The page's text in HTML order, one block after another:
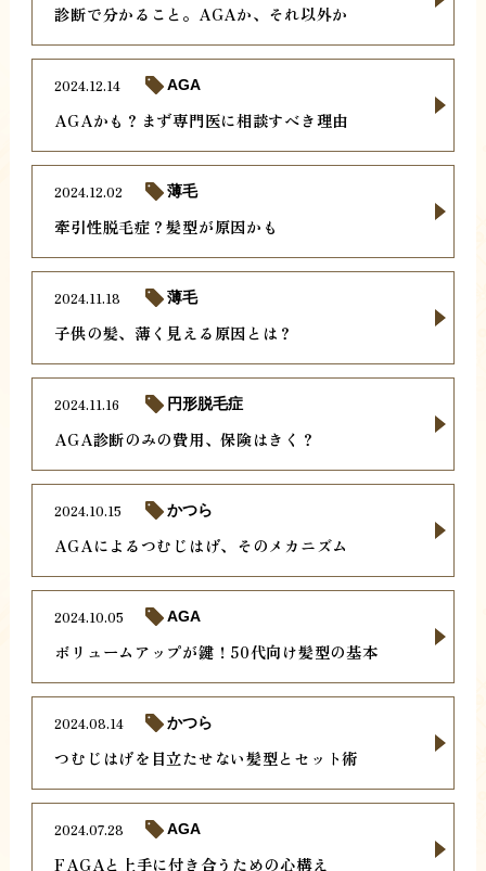
診断で分かること。AGAか、それ以外か
AGAかも？まず専門医に相談すべき理由
2024.12.14 AGA
牽引性脱毛症？髪型が原因かも
2024.12.02 薄毛
子供の髪、薄く見える原因とは？
2024.11.18 薄毛
AGA診断のみの費用、保険はきく？
2024.11.16 円形脱毛症
AGAによるつむじはげ、そのメカニズム
2024.10.15 かつら
ボリュームアップが鍵！50代向け髪型の基本
2024.10.05 AGA
つむじはげを目立たせない髪型とセット術
2024.08.14 かつら
FAGAと上手に付き合うための心構え
2024.07.28 AGA